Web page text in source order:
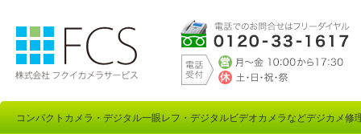
コンパクトカメラ・デジタル一眼レフ・デジタルビデオカメラなどデジカメ修